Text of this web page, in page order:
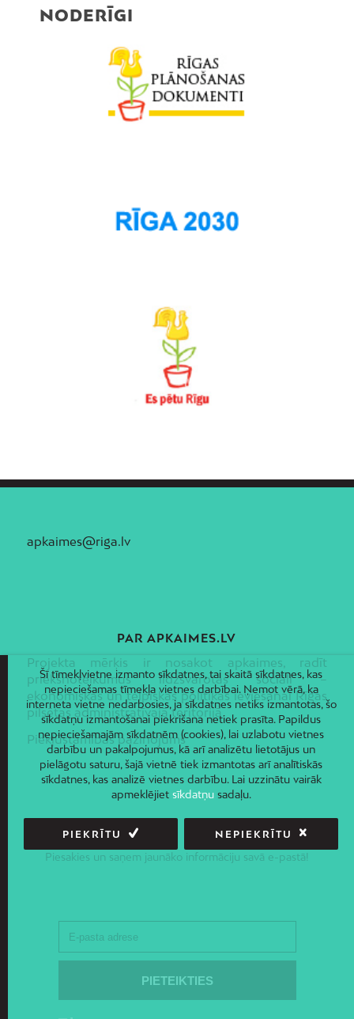
NODERĪGI
apkaimes@riga.lv
PAR APKAIMES.LV
Projekta mērķis ir nosakot apkaimes, radīt
priekšnoteikumus līdzsvarotas sociāli –
ekonomiskās un telpiskās politikas ieviešanai Rīgas
pilsētas administratīvajā teritorijā.
Piekļūstamības paziņojums
JAUNUMI E-PASTĀ
Piesakies un saņem jaunāko informāciju savā e-pastā!
Šī tīmekļvietne izmanto sīkdatnes, tai skaitā sīkdatnes, kas
nepieciešamas tīmekļa vietnes darbībai. Ņemot vērā, ka
interneta vietne nedarbosies, ja sīkdatnes netiks izmantotas, šo
sīkdatņu izmantošanai piekrišana netiek prasīta. Papildus
nepieciešamajām sīkdatnēm (cookies), lai uzlabotu vietnes
darbību un pakalpojumus, kā arī analizētu lietotājus un
pielāgotu saturu, šajā vietnē tiek izmantotas arī analītiskās
sīkdatnes, kas analizē vietnes darbību. Lai uzzinātu vairāk
apmeklējiet sīkdatņusadaļu.
PIEKRĪTU NEPIEKRĪTU